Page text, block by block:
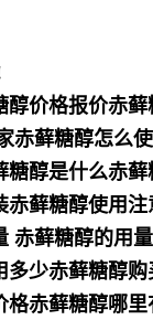
价格报价赤
赤藓糖醇怎么
醇是什么赤
藓糖醇使用
赤藓糖醇的用
少赤藓糖醇
赤藓糖醇哪